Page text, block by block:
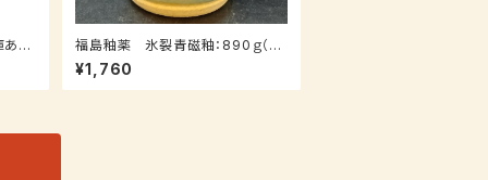
あ
福島釉薬 氷裂青磁釉：890ｇ（送
料込み：クロネコパケット）（受注後
7～３０日後発送）
¥1,760